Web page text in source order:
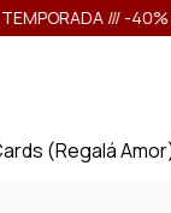
/// -40% -30% -
(Regalá